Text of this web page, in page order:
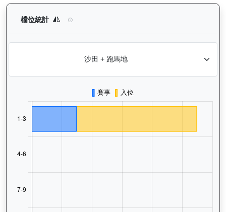
檔位統計 越駿知己（G033）— 檔位統計分析：查看馬匹